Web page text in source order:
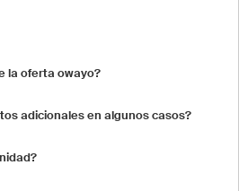
la oferta owayo?
adicionales en algunos casos?